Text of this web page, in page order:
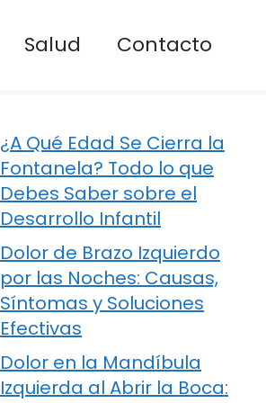
Salud Contacto
¿A Qué Edad Se Cierra la
Fontanela? Todo lo que
Debes Saber sobre el
Desarrollo Infantil
Dolor de Brazo Izquierdo
por las Noches: Causas,
Síntomas y Soluciones
Efectivas
Dolor en la Mandíbula
Izquierda al Abrir la Boca: